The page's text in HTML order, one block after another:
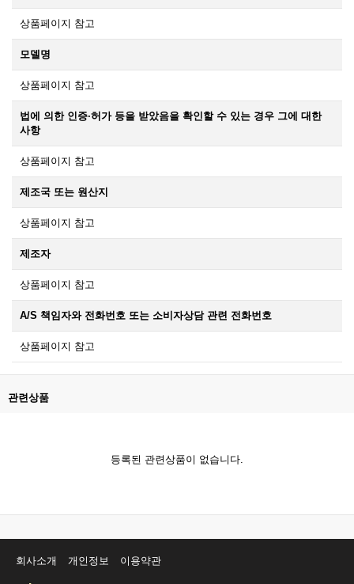
상품페이지 참고
모델명
상품페이지 참고
법에 의한 인증·허가 등을 받았음을 확인할 수 있는 경우 그에 대한
사항
상품페이지 참고
제조국 또는 원산지
상품페이지 참고
제조자
상품페이지 참고
A/S 책임자와 전화번호 또는 소비자상담 관련 전화번호
상품페이지 참고
관련상품
등록된 관련상품이 없습니다.
회사소개 개인정보 이용약관